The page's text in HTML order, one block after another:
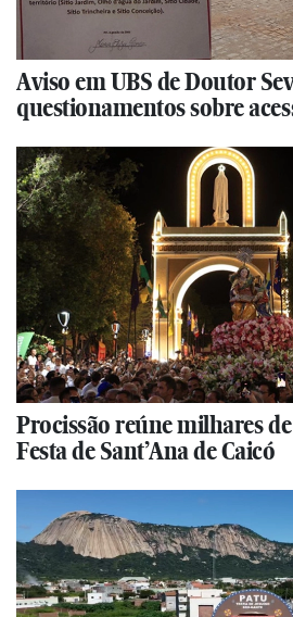
Aviso em UBS de Doutor
questionamentos sobre
Procissão reúne milhares
Festa de Sant’Ana de Caicó